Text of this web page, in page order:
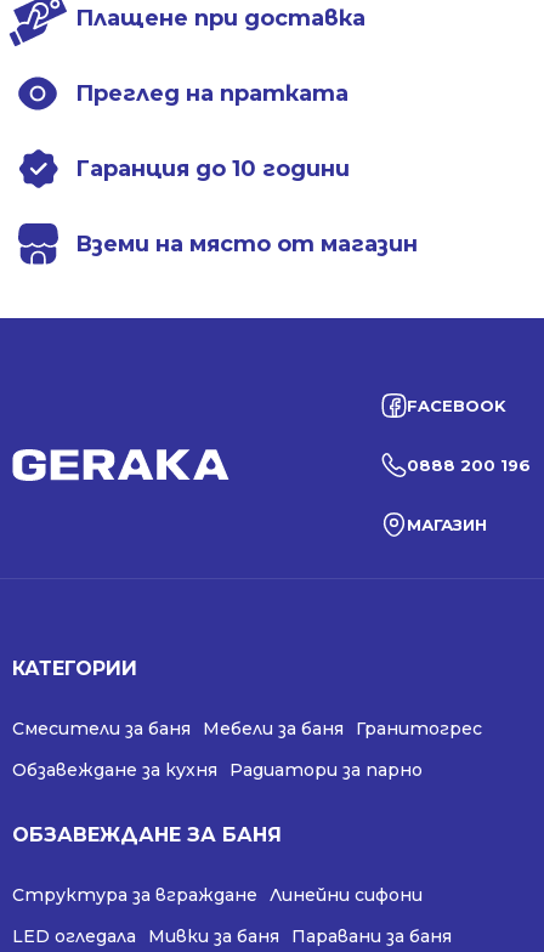
Плащене при доставка
Преглед на пратката
Гаранция до 10 години
Вземи на място от магазин
FACEBOOK
0888 200 196
МАГАЗИН
КАТЕГОРИИ
Смесители за баня Мебели за баня
Гранитогрес
Обзавеждане за кухня
Радиатори за парно
ОБЗАВЕЖДАНЕ ЗА БАНЯ
Структура за вграждане
Линейни сифони
LED огледала
Мивки за баня Паравани за баня